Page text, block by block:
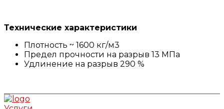
Технические характеристики
Плотность ~ 1600 кг/м3
Предел прочности на разрыв 13 МПа
Удлинение на разрыв 290 %